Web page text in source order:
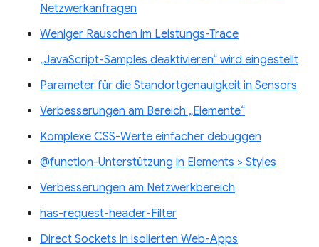
Netzwerkanfragen
Weniger Rauschen im Leistungs-Trace
„JavaScript-Samples deaktivieren“ wird eingestellt
Parameter für die Standortgenauigkeit in Sensors
Verbesserungen am Bereich „Elemente“
Komplexe CSS-Werte einfacher debuggen
@function-Unterstützung in Elements > Styles
Verbesserungen am Netzwerkbereich
has-request-header-Filter
Direct Sockets in isolierten Web-Apps